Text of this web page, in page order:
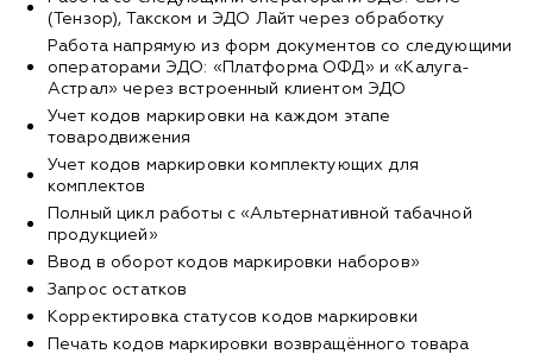
(Тензор), Такском и ЭДО Лайт через обработку
Работа напрямую из форм документов со следующими
операторами ЭДО: «Платформа ОФД» и «Калуга-
Астрал» через встроенный клиентом ЭДО
Учет кодов маркировки на каждом этапе
товародвижения
Учет кодов маркировки комплектующих для
комплектов
Полный цикл работы с «Альтернативной табачной
продукцией»
Ввод в оборот кодов маркировки наборов»
Запрос остатков
Корректировка статусов кодов маркировки
Печать кодов маркировки возвращённого товара